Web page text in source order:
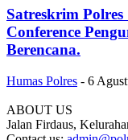
Satreskrim
Conference
Berencana.
Humas Polres - 6
ABOUT US
Jalan Firdaus,